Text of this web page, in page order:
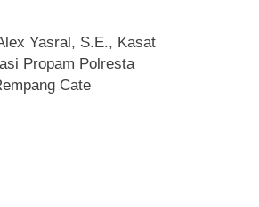
Yasral, S.E., Kasat
Propam Polresta
Cate